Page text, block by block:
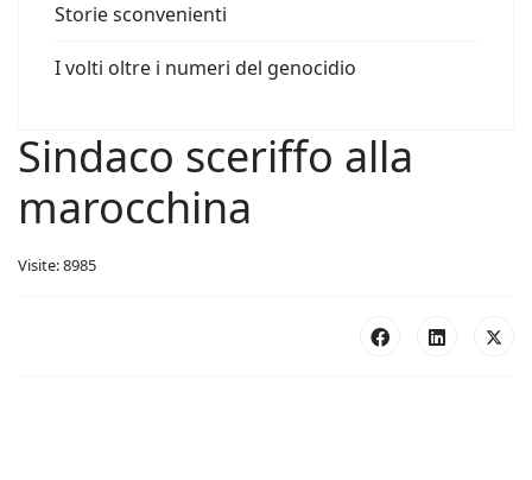
Storie sconvenienti
I volti oltre i numeri del genocidio
Sindaco sceriffo alla
marocchina
Visite: 8985